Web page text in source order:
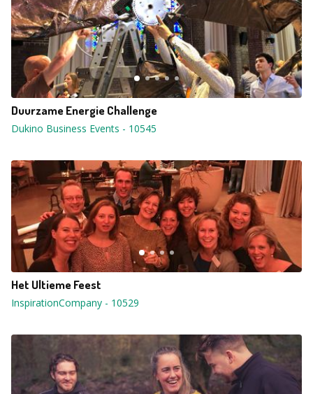
Duurzame Energie Challenge
Dukino Business Events - 10545
Het Ultieme Feest
InspirationCompany - 10529